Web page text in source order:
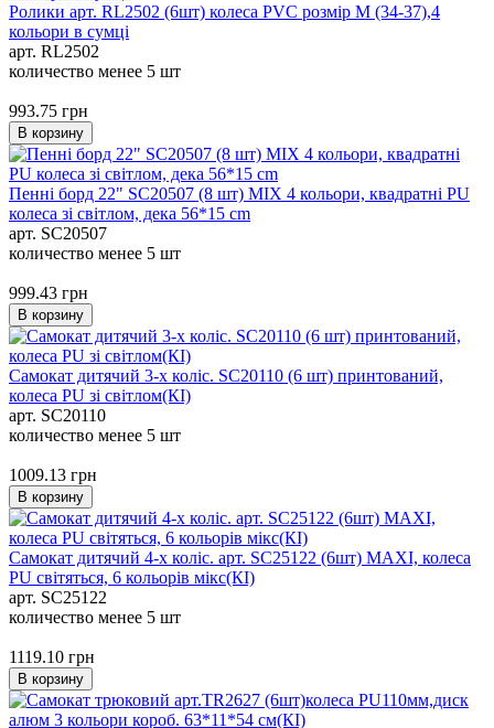
Ролики арт. RL2502 (6шт) колеса PVC розмір M (34-37),4
кольори в сумці
арт. RL2502
количество менее 5 шт
993.75 грн
В корзину
Пенні борд 22" SC20507 (8 шт) MIX 4 кольори, квадратні PU
колеса зі світлом, дека 56*15 cm
арт. SC20507
количество менее 5 шт
999.43 грн
В корзину
Самокат дитячий 3-х коліс. SC20110 (6 шт) принтований,
колеса PU зі світлом(КІ)
арт. SC20110
количество менее 5 шт
1009.13 грн
В корзину
Самокат дитячий 4-х коліс. арт. SC25122 (6шт) MAXI, колеса
PU світяться, 6 кольорів мікс(КІ)
арт. SC25122
количество менее 5 шт
1119.10 грн
В корзину